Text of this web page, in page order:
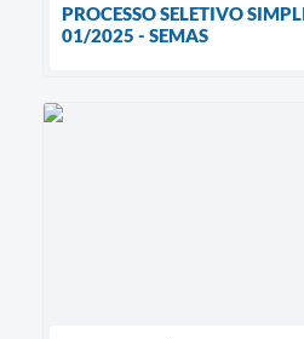
PROCESSO SELETIVO
01/2025 - SEMAS